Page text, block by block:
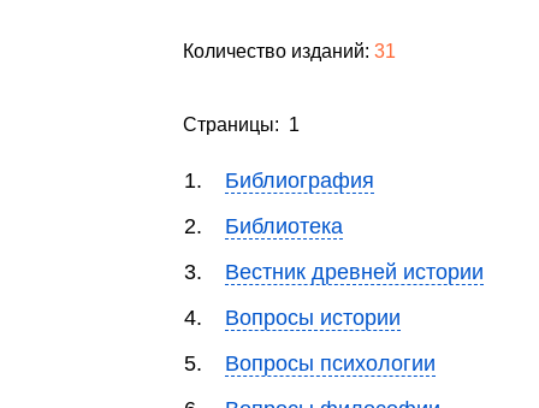
Количество изданий: 31
Страницы: 1
1.
Библиография
2.
Библиотека
3.
Вестник древней истории
4.
Вопросы истории
5.
Вопросы психологии